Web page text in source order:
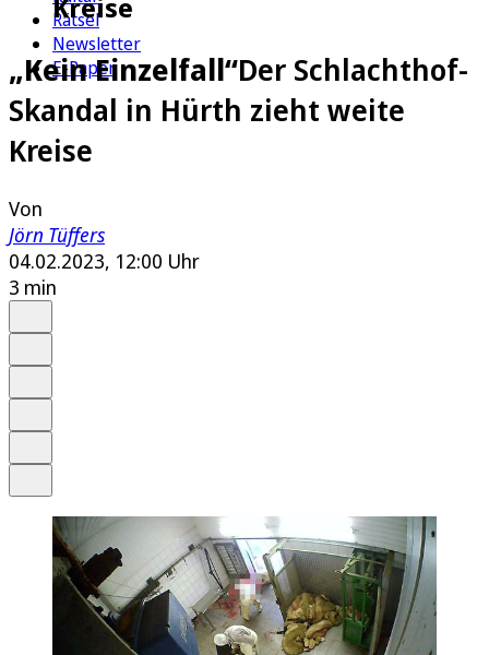
Rätsel
Newsletter
E-Paper
„Kein Einzelfall“Der Schlachthof-
Skandal in Hürth zieht weite
Kreise
Von
Jörn Tüffers
04.02.2023, 12:00 Uhr
3 min